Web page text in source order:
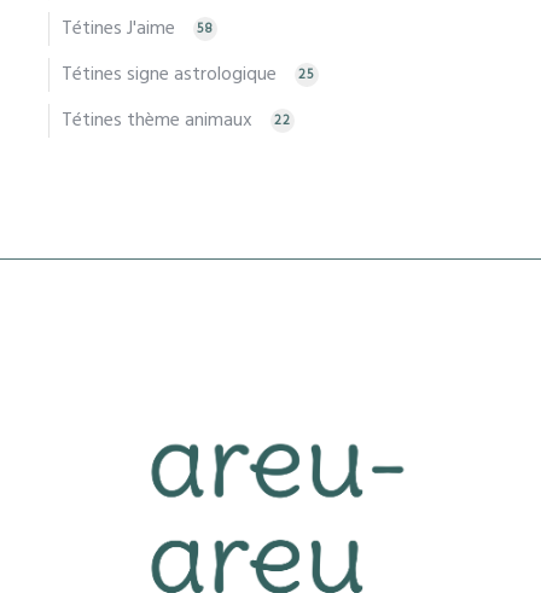
Tétines J'aime 58
Tétines signe astrologique 25
Tétines thème animaux 22